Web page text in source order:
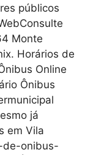
públicos
Monte
Horários de
Online
Ônibus
já
em Vila
de-onibus-